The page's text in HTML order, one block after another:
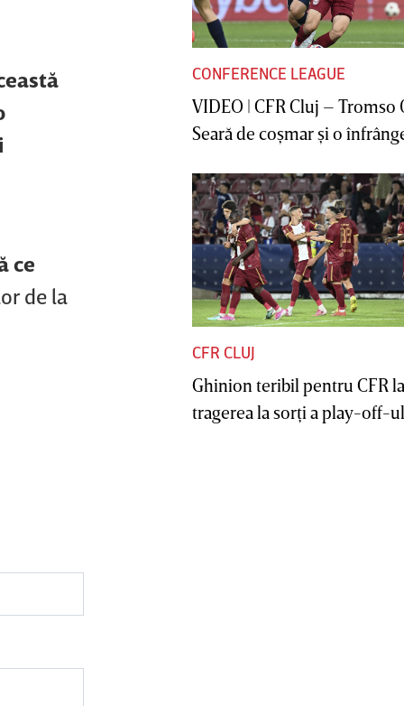
ce
de la
CONFERENCE LEAGUE
VIDEO | CFR Cluj – Tromso
Seară de coşmar şi o
CFR CLUJ
Ghinion teribil pentru CFR la
tragerea la sorţi a play-off-